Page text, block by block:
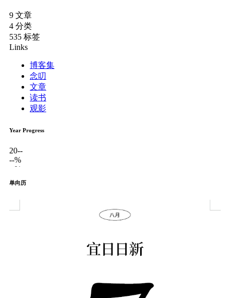
9 文章
4 分类
535 标签
Links
博客集
念叨
文章
读书
观影
Year Progress
20--
--%
--%
单向历